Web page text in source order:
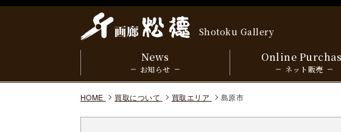
Shotoku Gallery
News
お知らせ
Online
ネット販売
HOME 買取について 買取エリア 島原市